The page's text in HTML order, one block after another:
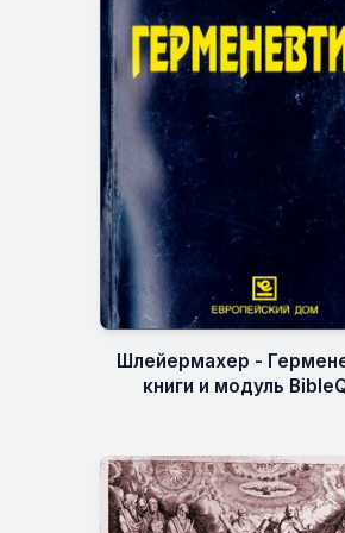
Шлейермахер -
книги и модуль